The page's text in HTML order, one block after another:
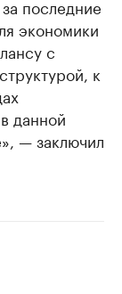
последние
экономики
с
к
данной
— заключил